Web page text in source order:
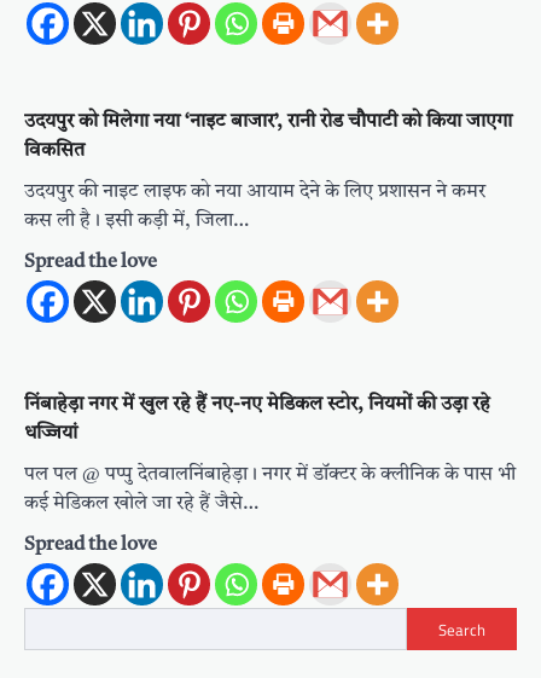
उदयपुर को मिलेगा नया ‘नाइट बाजार’, रानी रोड चौपाटी को किया जाएगा
विकसित
उदयपुर की नाइट लाइफ को नया आयाम देने के लिए प्रशासन ने कमर
कस ली है। इसी कड़ी में, जिला…
Spread the love
निंबाहेड़ा नगर में खुल रहे हैं नए-नए मेडिकल स्टोर, नियमों की उड़ा रहे
धज्जियां
पल पल @ पप्पु देतवालनिंबाहेड़ा। नगर में डॉक्टर के क्लीनिक के पास भी
कई मेडिकल खोले जा रहे हैं जैसे…
Spread the love
Search